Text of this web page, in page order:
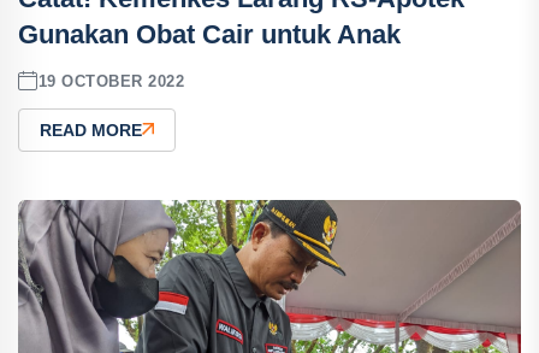
Gunakan Obat Cair untuk Anak
19 OCTOBER 2022
READ MORE